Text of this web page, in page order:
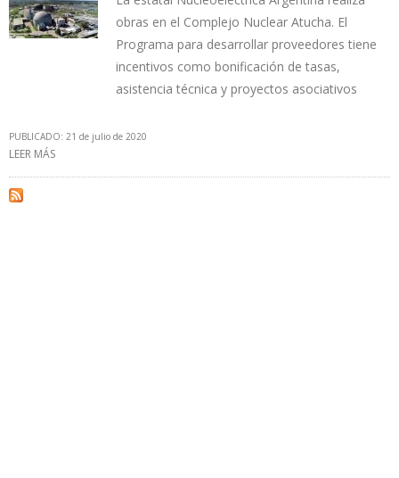
obras en el Complejo Nuclear Atucha. El
Programa para desarrollar proveedores tiene
incentivos como bonificación de tasas,
asistencia técnica y proyectos asociativos
PUBLICADO: 21 de julio de 2020
LEER MÁS